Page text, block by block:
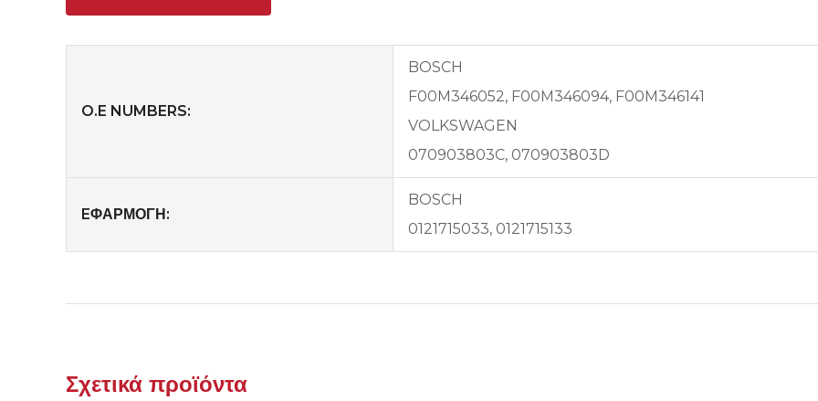
O.E NUMBERS:
BOSCH
F00M346052, F00M346094, F00M346141
VOLKSWAGEN
070903803C, 070903803D
EΦΑΡΜΟΓΗ:
BOSCH
0121715033, 0121715133
Σχετικά προϊόντα